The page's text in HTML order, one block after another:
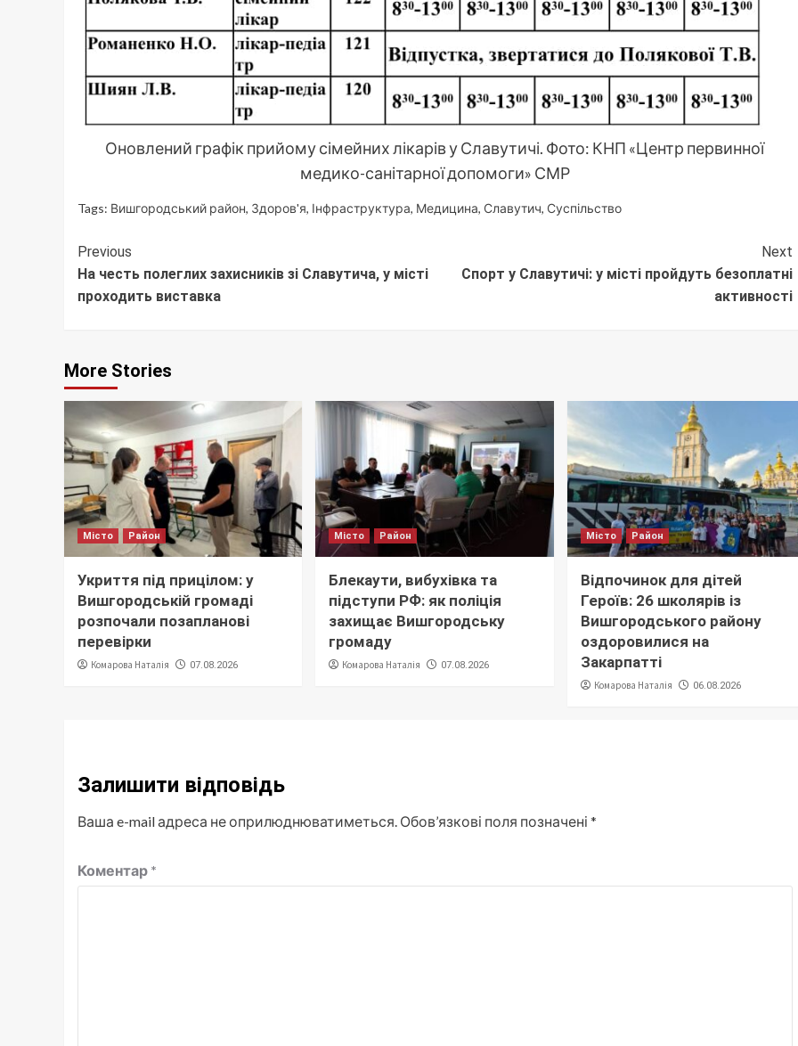
Оновлений графік прийому сімейних лікарів у Славутичі. Фото: КНП «Центр первинної
медико-санітарної допомоги» СМР
Tags: Вишгородський район, Здоров'я, Інфраструктура, Медицина, Славутич, Суспільство
Continue
Reading
Previous
На честь полеглих захисників зі Славутича, у місті
проходить виставка
Next
Спорт у Славутичі: у місті пройдуть безоплатні
активності
More Stories
Місто Район
Укриття під прицілом: у
Вишгородській громаді
розпочали позапланові
перевірки
Комарова Наталія 07.08.2026
Місто Район
Блекаути, вибухівка та
підступи РФ: як поліція
захищає Вишгородську
громаду
Комарова Наталія 07.08.2026
Місто Район
Відпочинок для дітей
Героїв: 26 школярів із
Вишгородського району
оздоровилися на
Закарпатті
Комарова Наталія 06.08.2026
Залишити відповідь
Ваша e-mail адреса не оприлюднюватиметься. Обов’язкові поля позначені *
Коментар *